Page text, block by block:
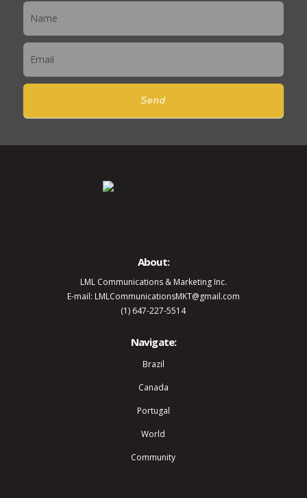
Send
About:
LML Communications & Marketing Inc.
E-mail: LMLCommunicationsMKT@gmail.com
(1) 647-227-5514
Navigate:
Brazil
Canada
Portugal
World
Community